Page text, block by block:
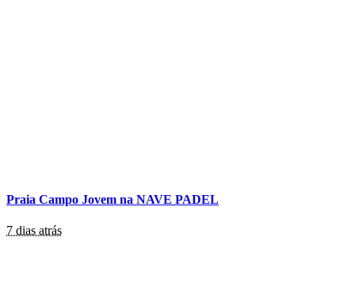
Praia Campo Jovem na NAVE PADEL
7 dias atrás